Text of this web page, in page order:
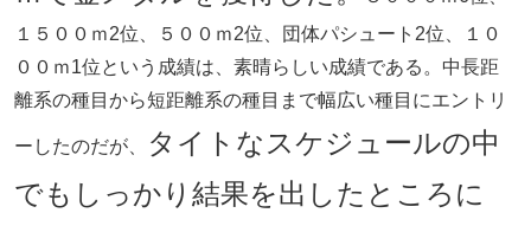
１５００ｍ2位、５００ｍ2位、団体パシュート2位、１０
００ｍ1位という成績は、素晴らしい成績である。中長距
離系の種目から短距離系の種目まで幅広い種目にエントリ
ーしたのだが、
タイトなスケジュールの中
でもしっかり結果を出したところに